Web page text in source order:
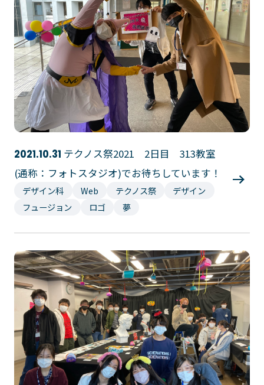
2021.10.31 テクノス祭2021 2日目 313教室
(通称：フォトスタジオ)でお待ちしています！
デザイン科 Web テクノス祭
デザイン
フュージョン
ロゴ 夢